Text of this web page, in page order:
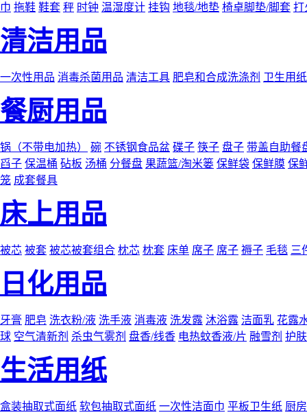
巾 拖鞋 鞋套 秤 时钟 温湿度计 挂钩 地毯/地垫 椅卓脚垫/脚套 打
清洁用品
一次性用品 消毒杀菌用品 清洁工具 肥皂和合成洗涤剂 卫生用
餐厨用品
锅（不带电加热） 碗 不锈钢食品盆 碟子 筷子 盘子 带盖自助餐
舀子 保温桶 砧板 汤桶 分餐盘 果蔬篮/淘米篓 保鲜袋 保鲜膜 保
笼 成套餐具
床上用品
被芯 被套 被芯被套组合 枕芯 枕套 床单 席子 席子 褥子 毛毯 三
日化用品
牙膏 肥皂 洗衣粉/液 洗手液 消毒液 洗发露 沐浴露 洁面乳 花露
球 空气清新剂 杀虫气雾剂 盘香/线香 电热蚊香液/片 融雪剂 护
生活用纸
盒装抽取式面纸 软包抽取式面纸 一次性洁面巾 平板卫生纸 厨